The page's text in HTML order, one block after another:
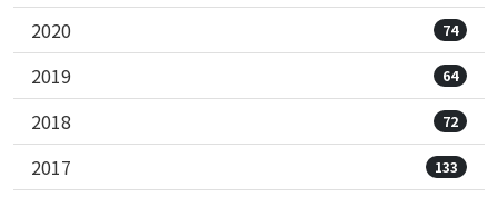
2020 74
2019 64
2018 72
2017 133